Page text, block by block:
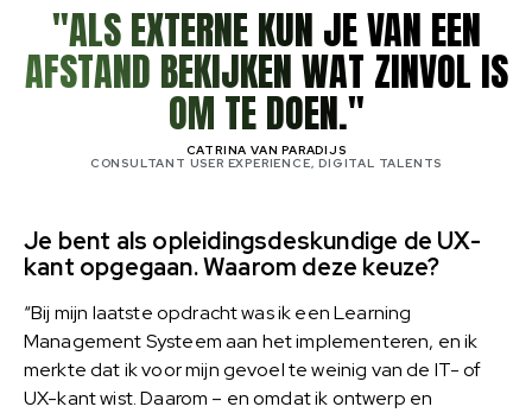
"ALS EXTERNE KUN JE VAN EEN
AFSTAND BEKIJKEN WAT ZINVOL IS
OM TE DOEN."
CATRINA VAN PARADIJS
CONSULTANT USER EXPERIENCE, DIGITAL TALENTS
Je bent als opleidingsdeskundige de UX-
kant opgegaan. Waarom deze keuze?
“Bij mijn laatste opdracht was ik een Learning
Management Systeem aan het implementeren, en ik
merkte dat ik voor mijn gevoel te weinig van de IT- of
UX-kant wist. Daarom – en omdat ik ontwerp en